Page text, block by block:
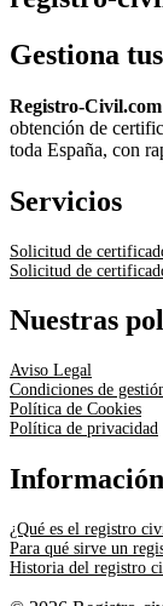
Gestiona
Registro-Civil.com
obtención de
toda España, con
Servicios
Solicitud de
Solicitud de
Nuestras
Aviso Legal
Condiciones de
Política de Cookies
Política de privacidad
Información
¿Qué es el registro
Para qué sirve un
Historia del registro